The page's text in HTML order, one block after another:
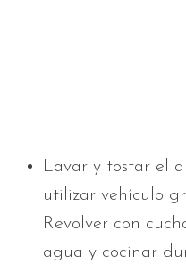
Lavar y tostar el
utilizar vehículo
Revolver con
agua y cocinar